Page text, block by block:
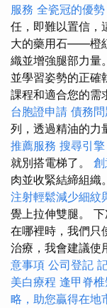
服務 全瓷冠的優勢
任，即難以置信，
大的藥用石——橙
織並增強腿部力量
並學習姿勢的正確
課程和適合您的需
台胞證申請 債務
列，透過精油的力
推薦服務 搜尋引擎
就別搭電梯了。
肉並收緊結締組織
注射輕鬆減少細紋
覺上拉伸雙腿。
在哪裡時，我們只
治療，我會建議使
意事項 公司登記
美白療程 逢甲脊
略，助您贏得在地